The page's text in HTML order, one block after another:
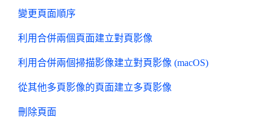
變更頁面順序
利用合併兩個頁面建立對頁影像
利用合併兩個掃描影像建立對頁影像 (macOS)
從其他多頁影像的頁面建立多頁影像
刪除頁面